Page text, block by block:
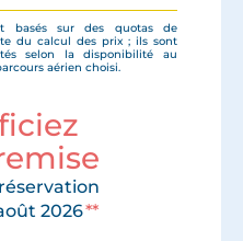
3 750€
3 750 €
3 750€
3 950€
3 950€
3 950€
basés sur des quotas de
du calcul des prix ; ils sont
selon la disponibilité au
aérien choisi.
2026**